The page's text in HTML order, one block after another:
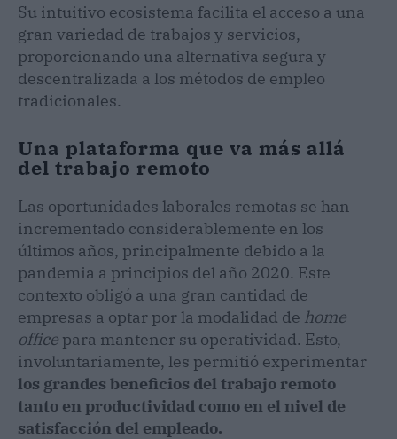
Su intuitivo ecosistema facilita el acceso a una
gran variedad de trabajos y servicios,
proporcionando una alternativa segura y
descentralizada a los métodos de empleo
tradicionales.
Una plataforma que va más allá
del trabajo remoto
Las oportunidades laborales remotas se han
incrementado considerablemente en los
últimos años, principalmente debido a la
pandemia a principios del año 2020. Este
contexto obligó a una gran cantidad de
empresas a optar por la modalidad de home
office para mantener su operatividad. Esto,
involuntariamente, les permitió experimentar
los grandes beneficios del trabajo remoto
tanto en productividad como en el nivel de
satisfacción del empleado.